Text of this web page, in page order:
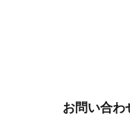
お問い合わ